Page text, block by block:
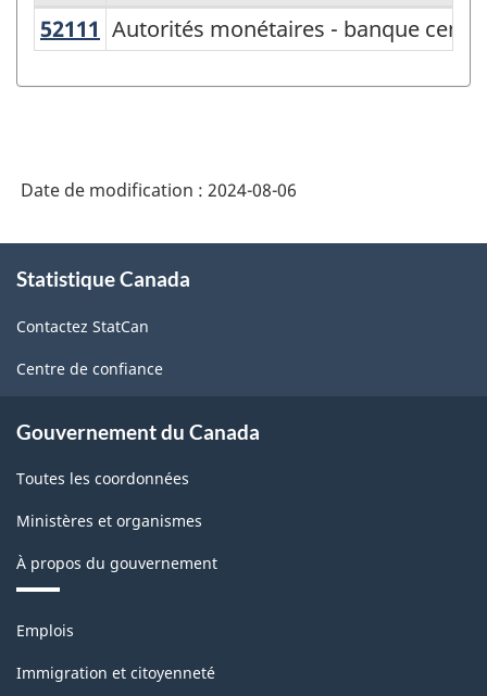
Variante
classification
industries
de
l'Amérique
du
(SCIAN)
1.0
pour
secteur
de
52111 Autorités monétaires - banque
Autorités monétaires - banque
Date de modification : 2024-08-06
propos
ce
site
Statistique Canada
Contactez StatCan
Centre de confiance
Gouvernement du Canada
Toutes les coordonnées
Ministères et organismes
À propos du gouvernement
Thèmes
sujets
Emplois
Immigration et citoyenneté